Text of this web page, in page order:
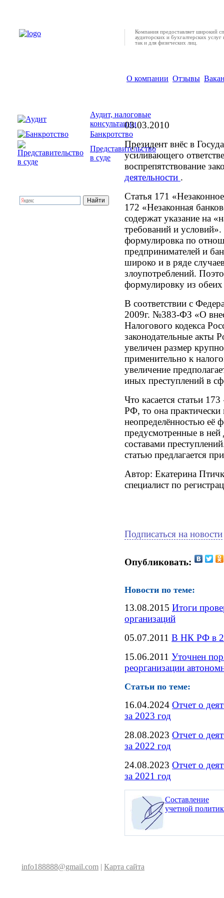
Аудит, налоговые
консультации
Банкротство
Представительство
в суде
Компания предоставляет широкий
аудиторских и бухгалтерских услуг
так и для физических лиц.
О компании Отзывы
03.03.2010
Президент внёс в
усиливающего
воспрепятствование
деятельности .
Статья 171
172 «Незаконная
содержат указание на
требований и условий».
формулировка по
предпринимателей и
широко и в ряде
злоупотреблений.
формулировку из обеих
В соответствии с
2009г. №383-ФЗ «О
Налогового кодекса
законодательные акты
увеличен размер
применительно к
увеличение
иных преступлений в
Что касается статьи
РФ, то она практически
неопределённостью её
предусмотренные в
составами
статью предлагается
Автор: Екатерина
специалист по
Подписаться на новости
Опубликовать:
Новости по теме:
13.08.2015 Итоги
организаций
05.07.2011 В НК РФ в
15.06.2011 Уточнен
реорганизации
Статьи по теме:
16.04.2024 Отчет о
за 2023 год
28.08.2023 Отчет о
за 2022 год
24.08.2023 Отчет о
за 2021 год
Составление
учетной
info188888@gmail.com | Карта сайта